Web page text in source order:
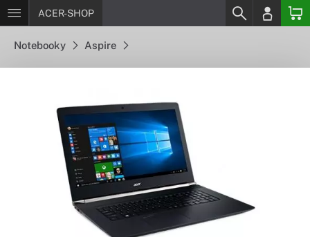
ACER-SHOP
Notebooky Aspire